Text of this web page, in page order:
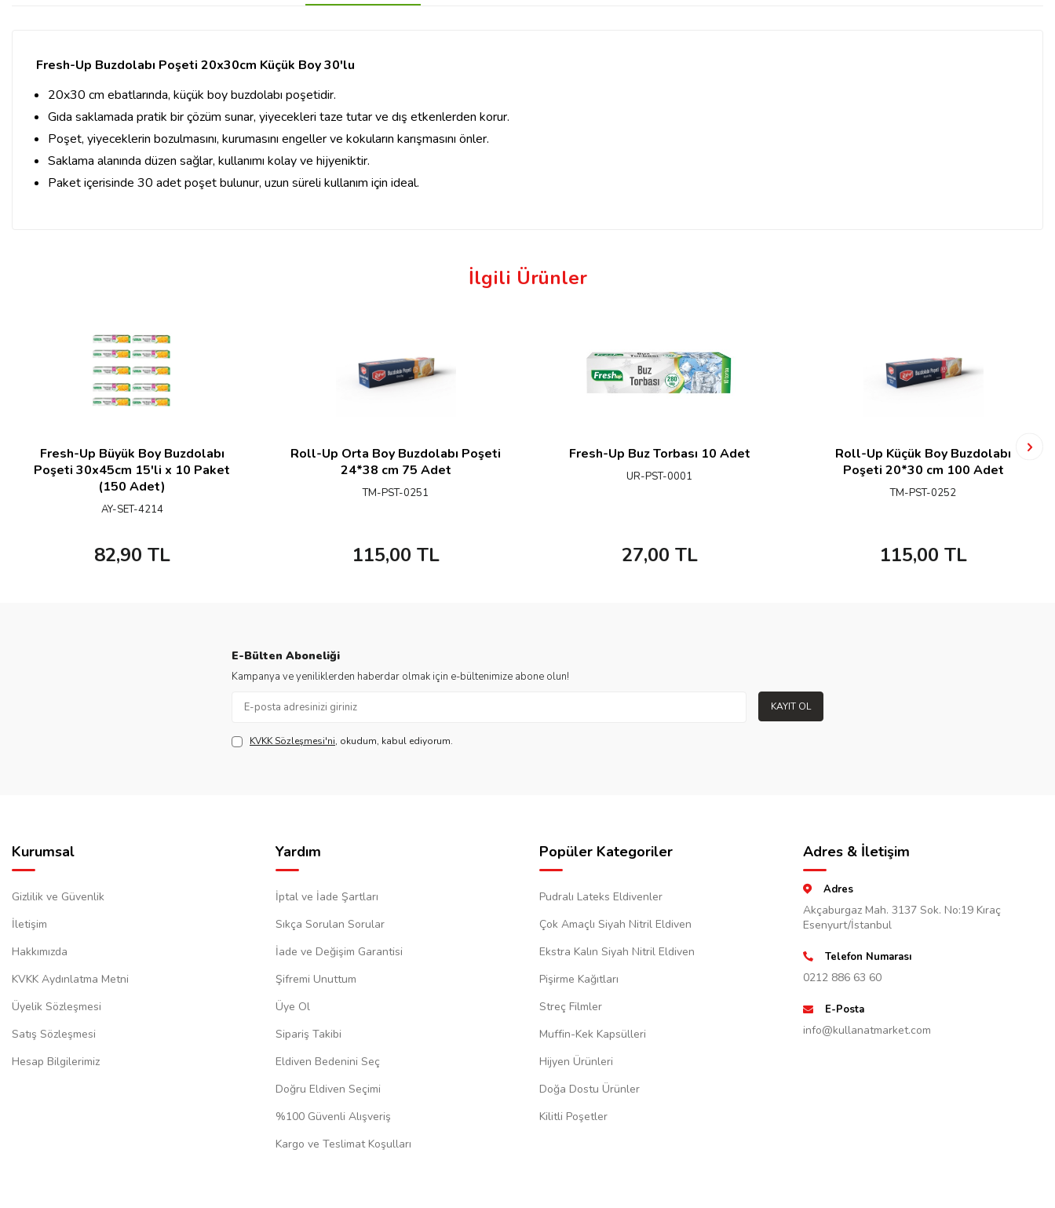
Fresh-Up Buzdolabı Poşeti 20x30cm Küçük Boy 30'lu
20x30 cm ebatlarında, küçük boy buzdolabı poşetidir.
Gıda saklamada pratik bir çözüm sunar, yiyecekleri taze tutar ve dış etkenlerden korur.
Poşet, yiyeceklerin bozulmasını, kurumasını engeller ve kokuların karışmasını önler.
Saklama alanında düzen sağlar, kullanımı kolay ve hijyeniktir.
Paket içerisinde 30 adet poşet bulunur, uzun süreli kullanım için ideal.
İlgili Ürünler
Fresh-Up Büyük Boy Buzdolabı
Poşeti 30x45cm 15'li x 10 Paket
(150 Adet)
AY-SET-4214
82,90 TL
Roll-Up Orta Boy Buzdolabı Poşeti
24*38 cm 75 Adet
TM-PST-0251
115,00 TL
Fresh-Up Buz Torbası 10 Adet
UR-PST-0001
27,00 TL
Roll-Up Küçük Boy Buzdolabı
Poşeti 20*30 cm 100 Adet
TM-PST-0252
115,00 TL
E-Bülten Aboneliği
Kampanya ve yeniliklerden haberdar olmak için e-bültenimize abone olun!
KAYIT OL
KVKK Sözleşmesi'ni, okudum, kabul ediyorum.
Kurumsal
Gizlilik ve Güvenlik
İletişim
Hakkımızda
KVKK Aydınlatma Metni
Üyelik Sözleşmesi
Satış Sözleşmesi
Hesap Bilgilerimiz
Yardım
İptal ve İade Şartları
Sıkça Sorulan Sorular
İade ve Değişim Garantisi
Şifremi Unuttum
Üye Ol
Sipariş Takibi
Eldiven Bedenini Seç
Doğru Eldiven Seçimi
%100 Güvenli Alışveriş
Kargo ve Teslimat Koşulları
Popüler Kategoriler
Pudralı Lateks Eldivenler
Çok Amaçlı Siyah Nitril Eldiven
Ekstra Kalın Siyah Nitril Eldiven
Pişirme Kağıtları
Streç Filmler
Muffin-Kek Kapsülleri
Hijyen Ürünleri
Doğa Dostu Ürünler
Kilitli Poşetler
Adres & İletişim
Adres
Akçaburgaz Mah. 3137 Sok. No:19 Kıraç
Esenyurt/İstanbul
Telefon Numarası
0212 886 63 60
E-Posta
info@kullanatmarket.com